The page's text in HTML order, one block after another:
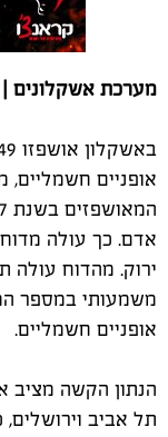
מערכת אשקלונים |
אדם. כך עולה
ירוק. מהדוח עולה
משמעותי במספר
אופניים חשמליים.
הנתון הקשה מציב
תל אביב